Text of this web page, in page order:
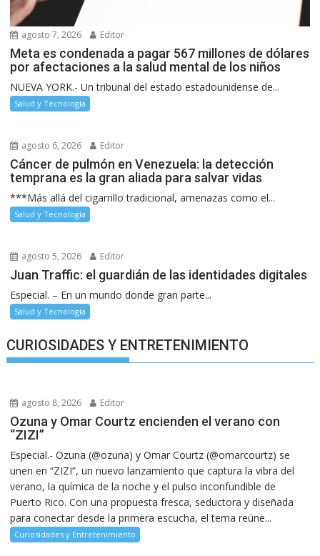
agosto 7, 2026 Editor
Meta es condenada a pagar 567 millones de dólares
por afectaciones a la salud mental de los niños
NUEVA YORK.- Un tribunal del estado estadounidense de...
Salud y Tecnología
agosto 6, 2026 Editor
Cáncer de pulmón en Venezuela: la detección
temprana es la gran aliada para salvar vidas
***Más allá del cigarrillo tradicional, amenazas como el...
Salud y Tecnología
agosto 5, 2026 Editor
Juan Traffic: el guardián de las identidades digitales
Especial. – En un mundo donde gran parte...
Salud y Tecnología
CURIOSIDADES Y ENTRETENIMIENTO
agosto 8, 2026 Editor
Ozuna y Omar Courtz encienden el verano con
“ZIZI”
Especial.- Ozuna (@ozuna) y Omar Courtz (@omarcourtz) se
unen en “ZIZI”, un nuevo lanzamiento que captura la vibra del
verano, la química de la noche y el pulso inconfundible de
Puerto Rico. Con una propuesta fresca, seductora y diseñada
para conectar desde la primera escucha, el tema reúne...
Curiosidades y Entretenimiento